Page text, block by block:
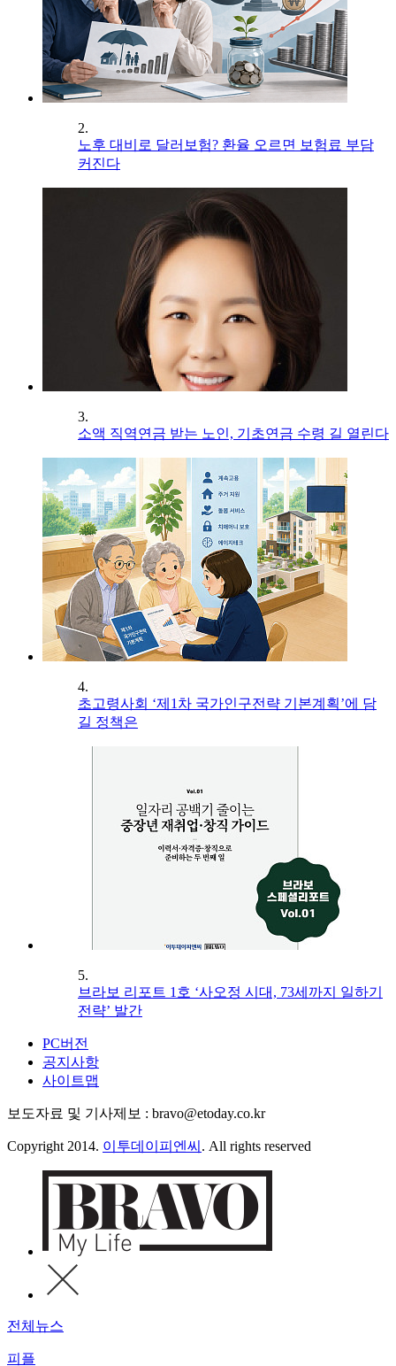
2.
노후 대비로 달러보험? 환율 오르면 보험료 부담
커진다
3.
소액 직역연금 받는 노인, 기초연금 수령 길 열린다
4.
초고령사회 ‘제1차 국가인구전략 기본계획’에 담
길 정책은
5.
브라보 리포트 1호 ‘사오정 시대, 73세까지 일하기
전략’ 발간
PC버전
공지사항
사이트맵
보도자료 및 기사제보 : bravo@etoday.co.kr
Copyright 2014. 이투데이피엔씨 . All rights reserved
전체뉴스
피플